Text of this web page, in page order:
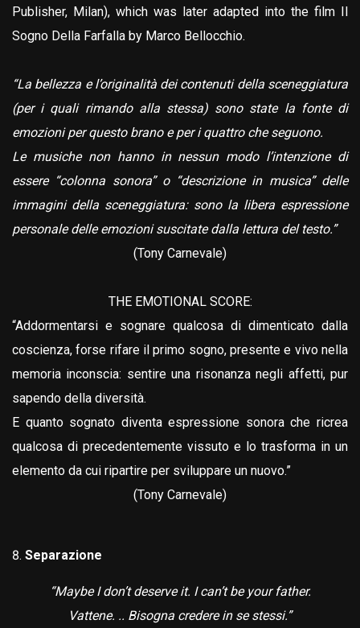
Publisher, Milan), which was later adapted into the film Il
Sogno Della Farfalla by Marco Bellocchio.
“La bellezza e l’originalità dei contenuti della sceneggiatura
(per i quali rimando alla stessa) sono state la fonte di
emozioni per questo brano e per i quattro che seguono.
Le musiche non hanno in nessun modo l’intenzione di
essere “colonna sonora” o “descrizione in musica” delle
immagini della sceneggiatura: sono la libera espressione
personale delle emozioni suscitate dalla lettura del testo.”
(Tony Carnevale)
THE EMOTIONAL SCORE:
“Addormentarsi e sognare qualcosa di dimenticato dalla
coscienza, forse rifare il primo sogno, presente e vivo nella
memoria inconscia: sentire una risonanza negli affetti, pur
sapendo della diversità.
E quanto sognato diventa espressione sonora che ricrea
qualcosa di precedentemente vissuto e lo trasforma in un
elemento da cui ripartire per sviluppare un nuovo.”
(Tony Carnevale)
Separazione
“Maybe I don’t deserve it. I can’t be your father.
Vattene. .. Bisogna credere in se stessi.”